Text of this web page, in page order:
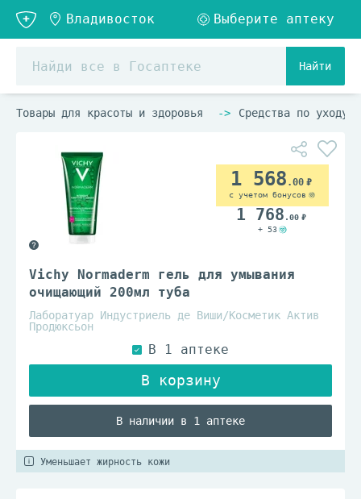
Найти
Товары для красоты и здоровья Средства по уходу
Vichy Normaderm гель для умывания
очищающий 200мл туба
Лаборатуар Индустриель де Виши/Косметик Актив
Продюксьон
В наличии в 1 аптеке
1 568 .00
с учетом бонусов
1 768 .00
+ 53
Уменьшает жирность кожи